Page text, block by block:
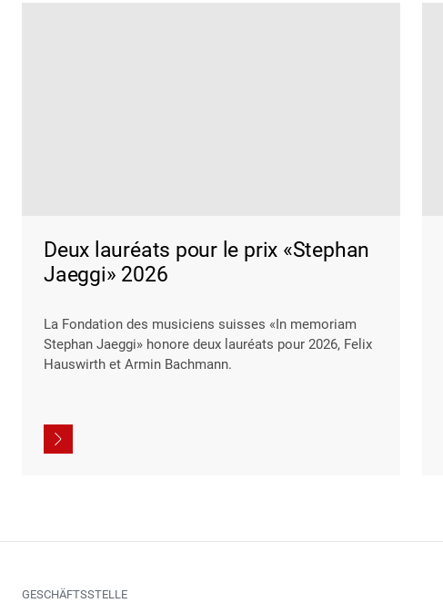
Deux lauréats pour le prix «Stephan
Jaeggi» 2026
La Fondation des musiciens suisses «In memoriam
Stephan Jaeggi» honore deux lauréats pour 2026, Felix
Hauswirth et Armin Bachmann.
GESCHÄFTSSTELLE